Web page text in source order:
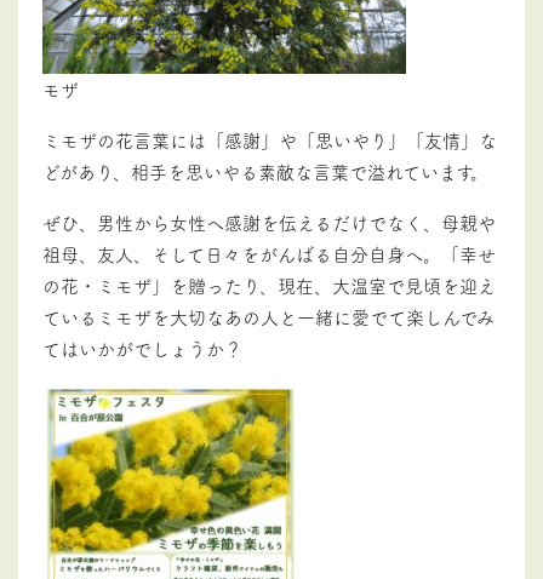
モザ
ミモザの花言葉には「感謝」や「思いやり」「友情」な
どがあり、相手を思いやる素敵な言葉で溢れています。
ぜひ、男性から女性へ感謝を伝えるだけでなく、母親や
祖母、友人、そして日々をがんばる自分自身へ。「幸せ
の花・ミモザ」を贈ったり、現在、大温室で見頃を迎え
ているミモザを大切なあの人と一緒に愛でて楽しんでみ
てはいかがでしょうか？